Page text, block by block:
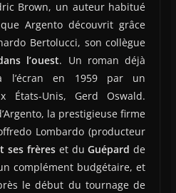
Brown, un auteur habitué
Argento découvrit grâce
Bertolucci, son collègue
l’ouest. Un roman déjà
l’écran en 1959 par un
États-Unis, Gerd Oswald.
la prestigieuse firme
Lombardo (producteur
ses frèreset duGuépard de
complément budgétaire, et
le début du tournage de